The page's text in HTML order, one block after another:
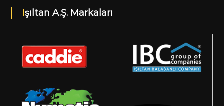
Işıltan A.Ş. Markaları